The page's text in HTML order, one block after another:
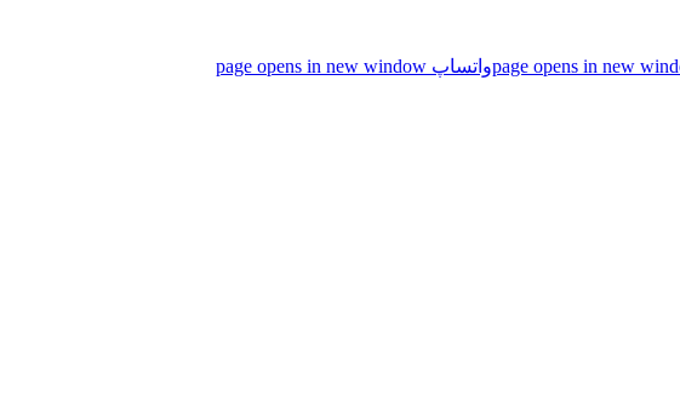
واتساپ page opens in new window